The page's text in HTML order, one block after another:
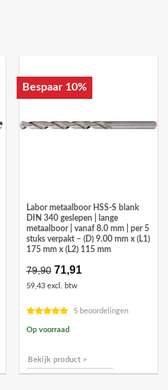
Bespaar 10%
Labor metaalboor HSS-S blank
DIN 340 geslepen | lange
metaalboor | vanaf 8.0 mm | per 5
stuks verpakt – (D) 9.00 mm x (L1)
175 mm x (L2) 115 mm
79,90 Oorspronkelijke
prijs
was:
71,91
59,43 excl. btw
5 beoordelingen
Op voorraad
Bekijk product >